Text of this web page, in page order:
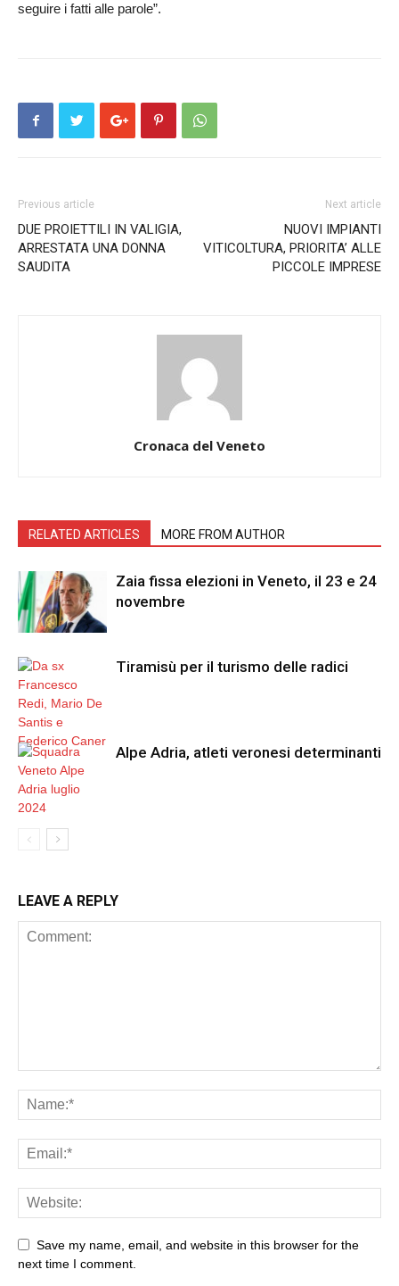
seguire i fatti alle parole”.
Previous article
DUE PROIETTILI IN VALIGIA,
ARRESTATA UNA DONNA
SAUDITA
Next article
NUOVI IMPIANTI
VITICOLTURA, PRIORITA’ ALLE
PICCOLE IMPRESE
Cronaca del Veneto
RELATED ARTICLES MORE FROM AUTHOR
Zaia fissa elezioni in Veneto, il 23 e 24
novembre
Tiramisù per il turismo delle radici
Alpe Adria, atleti veronesi determinanti
LEAVE A REPLY
Save my name, email, and website in this browser for the
next time I comment.